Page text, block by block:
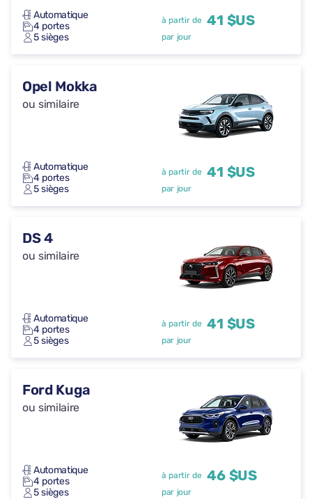
Automatique
4 portes
5 sièges
à partir de 41 $US
par jour
Opel Mokka
ou similaire
Automatique
4 portes
5 sièges
à partir de 41 $US
par jour
DS 4
ou similaire
Automatique
4 portes
5 sièges
à partir de 41 $US
par jour
Ford Kuga
ou similaire
Automatique
4 portes
5 sièges
à partir de 46 $US
par jour